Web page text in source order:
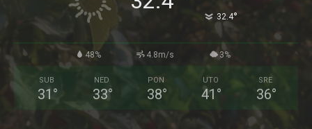
32.4°
48% 4.8m/s 3%
SUB
31 °
NED
33°
PON
38°
UTO
41 °
SRE
36°